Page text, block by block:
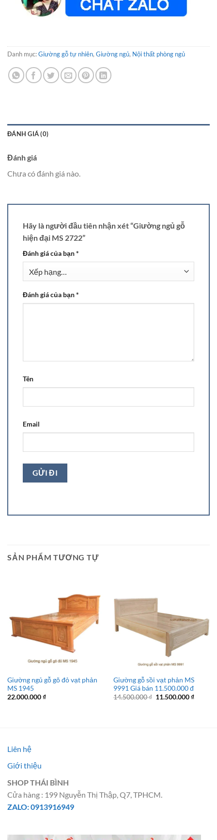
Danh mục:Giường gỗ tự nhiên, Giường ngủ, Nội thất phòng ngủ
ĐÁNH GIÁ (0)
Đánh giá
Chưa có đánh giá nào.
Hãy là người đầu tiên nhận xét “Giường ngủ gỗ
hiện đại MS 2722”
Đánh giá của bạn*
Đánh giá của bạn*
Tên
Email
SẢN PHẨM TƯƠNG TỰ
Giường ngủ gỗ gõ đỏ vạt phản
MS 1945
22.000.000₫
Giường gỗ sồi vạt phản MS
9991 Giá bán 11.500.000 đ
14.500.000₫ Giá
11.500.000₫Giá
Liên hệ
Giới thiệu
SHOP THÁI BÌNH
Cửa hàng : 199 Nguyễn Thị Thập, Q7, TPHCM.
ZALO: 0913916949